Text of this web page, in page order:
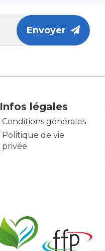
Envoyer
Infos légales
Conditions générales
Politique de vie
privée